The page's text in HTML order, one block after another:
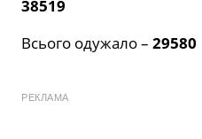
38519
Всього одужало – 29580
РЕКЛАМА